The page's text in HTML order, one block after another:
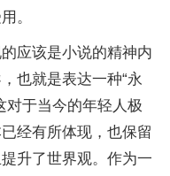
。
应该是小说的精神内
也就是表达一种“永
对于当今的年轻人极
经有所体现，也保留
升了世界观。作为一